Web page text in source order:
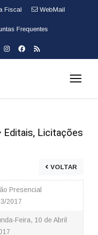
Fiscal WebMail
Frequentes
Editais, Licitações
VOLTAR
Presencial
2017
Feira, 10 de Abril